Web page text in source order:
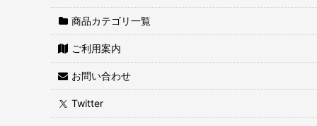
22/7 ×コーチャンフォー 限定オリジナルグッズ＆特典
コーチャンフォーイメージキャラクター 藤嶌果歩さん
【送料無料】
『ゴールデンカムイ』ブックカバー付き商品
商品カテゴリ一覧
ご利用案内
お問い合わせ
Twitter